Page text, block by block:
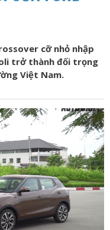
cỡ nhỏ nhập
trở thành đối trọng
Việt Nam.